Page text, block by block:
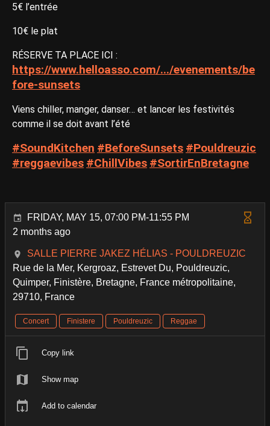
5€ l’entrée
10€ le plat
RÉSERVE TA PLACE ICI :
https://www.helloasso.com/.../evenements/be
fore-sunsets
Viens chiller, manger, danser… et lancer les festivités
comme il se doit avant l’été
#SoundKitchen #BeforeSunsets #Pouldreuzic
#reggaevibes #ChillVibes #SortirEnBretagne
FRIDAY, MAY 15, 07:00 PM-11:55 PM
2 months ago
SALLE PIERRE JAKEZ HÉLIAS - POULDREUZIC
Rue de la Mer, Kergroaz, Estrevet Du, Pouldreuzic,
Quimper, Finistère, Bretagne, France métropolitaine,
29710, France
Concert Finistere Pouldreuzic Reggae
Copy link
Show map
Add to calendar